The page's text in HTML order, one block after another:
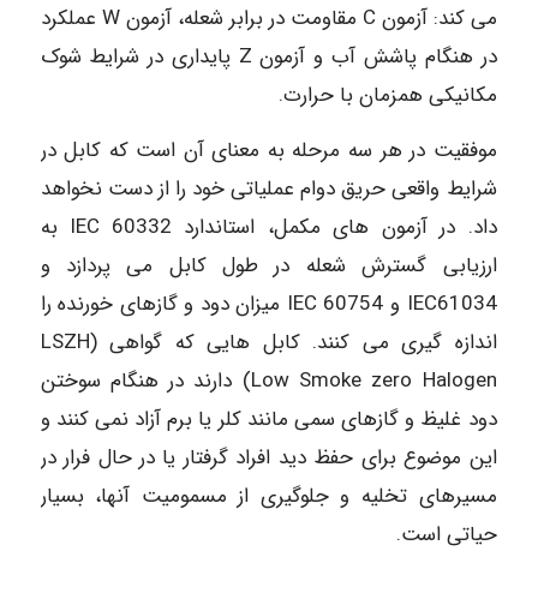
می کند: آزمون C مقاومت در برابر شعله، آزمون W عملکرد
در هنگام پاشش آب و آزمون Z پایداری در شرایط شوک
مکانیکی همزمان با حرارت.
موفقیت در هر سه مرحله به معنای آن است که کابل در
شرایط واقعی حریق دوام عملیاتی خود را از دست نخواهد
داد. در آزمون های مکمل، استاندارد 60332 IEC به
ارزیابی گسترش شعله در طول کابل می پردازد و
IEC61034 و 60754 IEC میزان دود و گازهای خورنده را
اندازه گیری می کنند. کابل هایی که گواهی (LSZH
(Low Smoke zero Halogen دارند در هنگام سوختن
دود غلیظ و گازهای سمی مانند کلر یا برم آزاد نمی کنند و
این موضوع برای حفظ دید افراد گرفتار یا در حال فرار در
مسیرهای تخلیه و جلوگیری از مسمومیت آنها، بسیار
حیاتی است.